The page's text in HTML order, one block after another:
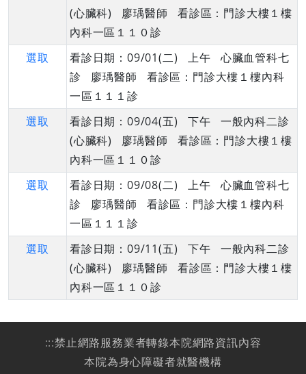
(心臟科) 廖瑀醫師 看診區：門診大樓１樓
內科一區１１０診
選取
看診日期：09/01(二) 上午 心臟血管科七
診 廖瑀醫師 看診區：門診大樓１樓內科
一區１１１診
選取
看診日期：09/04(五) 下午 一般內科二診
(心臟科) 廖瑀醫師 看診區：門診大樓１樓
內科一區１１０診
選取
看診日期：09/08(二) 上午 心臟血管科七
診 廖瑀醫師 看診區：門診大樓１樓內科
一區１１１診
選取
看診日期：09/11(五) 下午 一般內科二診
(心臟科) 廖瑀醫師 看診區：門診大樓１樓
內科一區１１０診
:::禁止網路服務業者轉錄本院網路資訊內容
本院為身心障礙者就醫機構